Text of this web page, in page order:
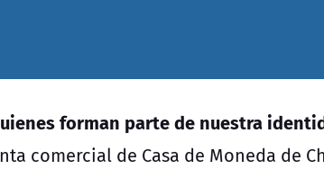
forman parte de nuestra
comercial de Casa de Moneda de